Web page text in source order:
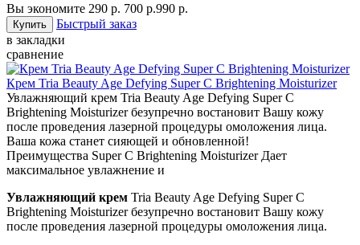
Вы экономите 290 р. 700 р.990 р.
Быстрый заказ
в закладки
сравнение
Крем Tria Beauty Age Defying Super C Brightening Moisturizer
Увлажняющий крем Tria Beauty Age Defying Super C
Brightening Moisturizer безупречно востановит Вашу кожу
после проведения лазерной процедуры омоложения лица.
Ваша кожа станет сияющей и обновленной!
Преимущества Super C Brightening Moisturizer Дает
максимальное увлажнение и
Увлажняющий крем Tria Beauty Age Defying Super C
Brightening Moisturizer безупречно востановит Вашу кожу
после проведения лазерной процедуры омоложения лица.